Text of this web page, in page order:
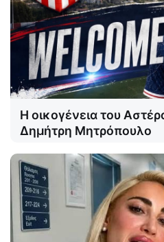
Η οικογένεια του
Δημήτρη Μητρόπουλο